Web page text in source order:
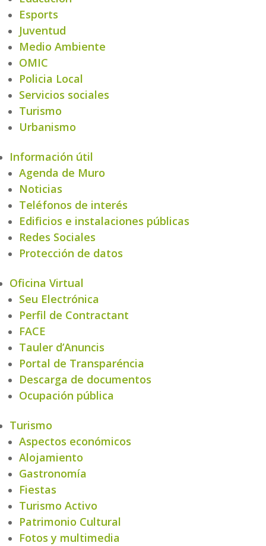
Esports
Juventud
Medio Ambiente
OMIC
Policia Local
Servicios sociales
Turismo
Urbanismo
Información útil
Agenda de Muro
Noticias
Teléfonos de interés
Edificios e instalaciones públicas
Redes Sociales
Protección de datos
Oficina Virtual
Seu Electrónica
Perfil de Contractant
FACE
Tauler d’Anuncis
Portal de Transparéncia
Descarga de documentos
Ocupación pública
Turismo
Aspectos económicos
Alojamiento
Gastronomía
Fiestas
Turismo Activo
Patrimonio Cultural
Fotos y multimedia